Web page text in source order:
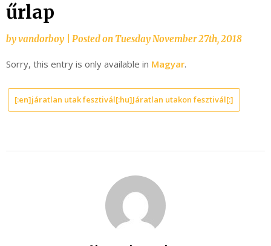
űrlap
byvandorboy Posted onTuesday November 27th, 2018
Sorry, this entry is only available in Magyar.
[:en]járatlan utak fesztivál[:hu]Járatlan utakon fesztivál[:]